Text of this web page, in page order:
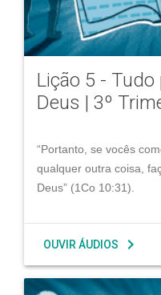
Lição 5 - Tudo
Deus | 3º
“Portanto, se vocês
qualquer outra coisa,
Deus” (1Co 10:31).
OUVIR ÁUDIOS chevron_right